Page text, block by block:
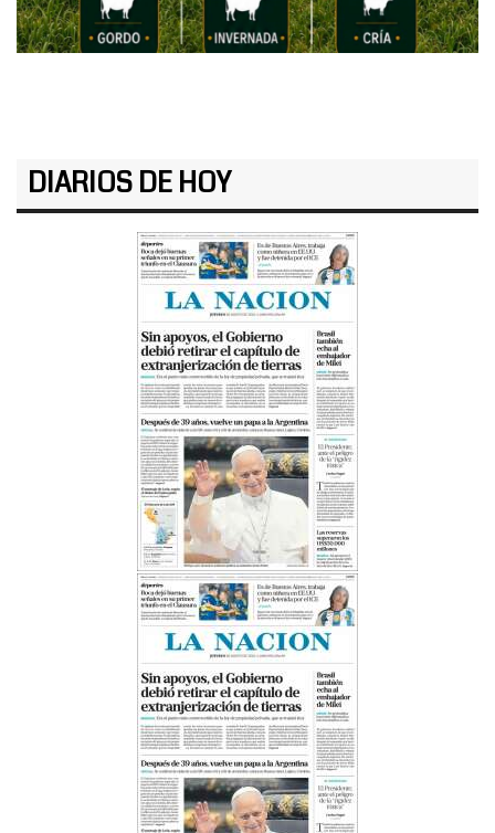
DIARIOS DE HOY